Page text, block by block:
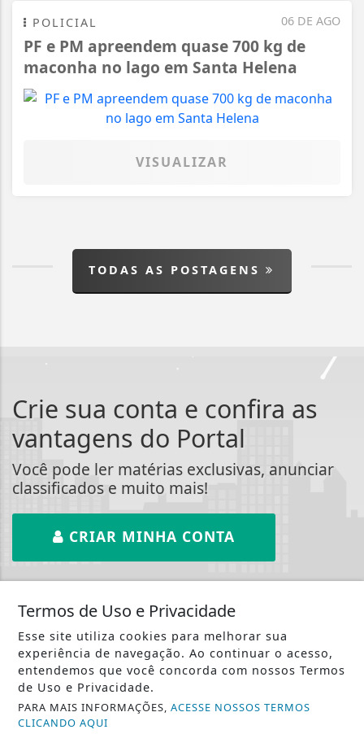
06 DE AGO
POLICIAL
PF e PM apreendem quase 700 kg de
maconha no lago em Santa Helena
VISUALIZAR
TODAS AS POSTAGENS
Crie sua conta e confira as
vantagens do Portal
Você pode ler matérias exclusivas, anunciar
classificados e muito mais!
CRIAR MINHA CONTA
::: Costa Oeste 93 :::
Termos de Uso e Privacidade
Esse site utiliza cookies para melhorar sua
experiência de navegação. Ao continuar o acesso,
entendemos que você concorda com nossos Termos
de Uso e Privacidade.
PARA MAIS INFORMAÇÕES,ACESSE NOSSOS TERMOS
CLICANDO AQUI